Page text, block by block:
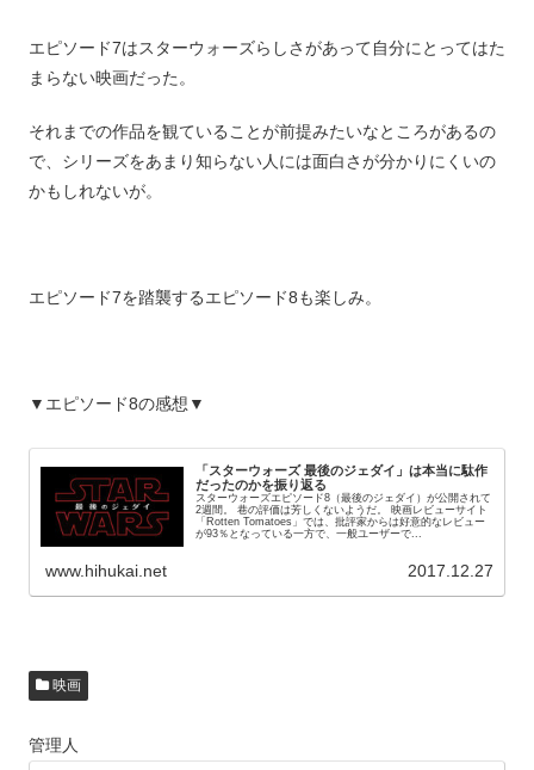
エピソード7はスターウォーズらしさがあって自分にとってはた
まらない映画だった。
それまでの作品を観ていることが前提みたいなところがあるの
で、シリーズをあまり知らない人には面白さが分かりにくいの
かもしれないが。
エピソード7を踏襲するエピソード8も楽しみ。
▼エピソード8の感想▼
「スターウォーズ 最後のジェダイ」は本当に駄作
だったのかを振り返る
スターウォーズエピソード8（最後のジェダイ）が公開されて
2週間。 巷の評価は芳しくないようだ。 映画レビューサイト
「Rotten Tomatoes」では、批評家からは好意的なレビュー
が93％となっている一方で、一般ユーザーで...
www.hihukai.net 2017.12.27
映画
管理人